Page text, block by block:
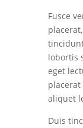
Fusce
lobortis
eget
aliquet
Duis